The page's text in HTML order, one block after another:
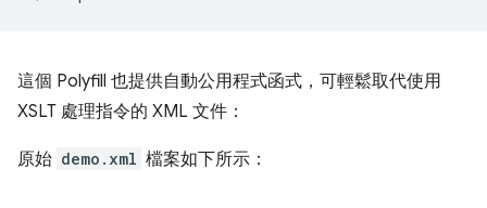
這個 Polyfill 也提供自動公用程式函式，可輕鬆取代使用
XSLT 處理指令的 XML 文件：
原始 demo.xml 檔案如下所示：